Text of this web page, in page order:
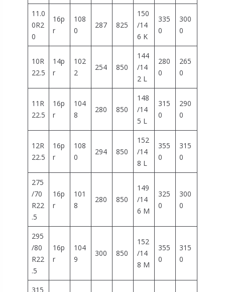
11.0
0R2
0
16p
r
108
0
287 825
150
/14
6 K
335
0
300
0
10R
22.5
14p
r
102
2
254 850
144
/14
2 L
280
0
265
0
11R
22.5
16p
r
104
8
280 850
148
/14
5 L
315
0
290
0
12R
22.5
16p
r
108
0
294 850
152
/14
8 L
355
0
315
0
275
/70
R22
.5
16p
r
101
8
280 850
149
/14
6 M
325
0
300
0
295
/80
R22
.5
16p
r
104
9
300 850
152
/14
8 M
355
0
315
0
315